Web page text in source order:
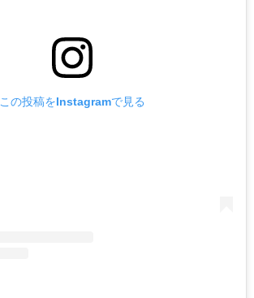
この投稿をInstagramで見る